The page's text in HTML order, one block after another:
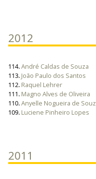
2012
114.André Caldas de Souza
113. João Paulo dos Santos
112. Raquel Lehrer
111. Magno Alves de Oliveira
110.Anyelle Nogueira de
109. Luciene Pinheiro Lopes
2011